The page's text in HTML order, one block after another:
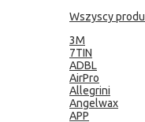
Wszyscy
3M
7TIN
ADBL
AirPro
Allegrini
Angelwax
APP